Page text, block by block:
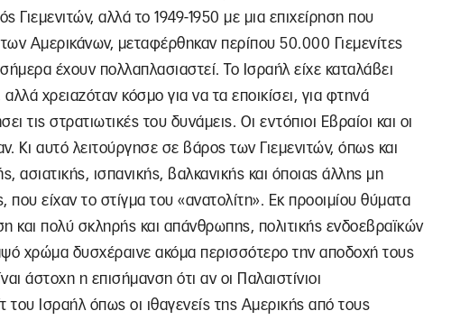
Γιεμενιτών, αλλά το 1949-1950 με μια επιχείρηση που
Αμερικάνων, μεταφέρθηκαν περίπου 50.000 Γιεμενίτες
έχουν πολλαπλασιαστεί. Το Ισραήλ είχε καταλάβει
χρειαζόταν κόσμο για να τα εποικίσει, για φτηνά
τις στρατιωτικές του δυνάμεις. Οι εντόπιοι Εβραίοι και οι
Κι αυτό λειτούργησε σε βάρος των Γιεμενιτών, όπως και
ασιατικής, ισπανικής, βαλκανικής και όποιας άλλης μη
είχαν το στίγμα του «ανατολίτη». Εκ προοιμίου θύματα
και πολύ σκληρής και απάνθρωπης, πολιτικής ενδοεβραϊκών
χρώμα δυσχέραινε ακόμα περισσότερο την αποδοχή τους
άστοχη η επισήμανση ότι αν οι Παλαιστίνιοι
του Ισραήλ όπως οι ιθαγενείς της Αμερικής από τους